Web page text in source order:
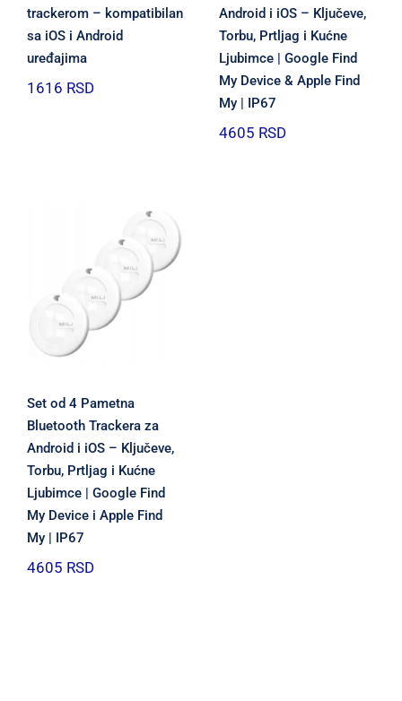
trackerom – kompatibilan
sa iOS i Android
uređajima
1616 RSD
Android i iOS – Ključeve,
Torbu, Prtljag i Kućne
Ljubimce | Google Find
My Device & Apple Find
My | IP67
4605 RSD
Set od 4 Pametna
Bluetooth Trackera za
Android i iOS – Ključeve,
Torbu, Prtljag i Kućne
Ljubimce | Google Find
My Device i Apple Find
My | IP67
4605 RSD